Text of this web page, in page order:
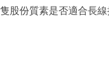
股份質素是否適合長